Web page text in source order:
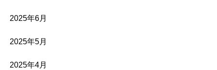
2025年6月
2025年5月
2025年4月